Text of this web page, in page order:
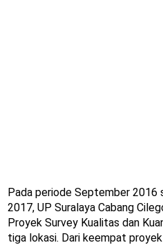
Pada periode September 2016
2017, UP Suralaya Cabang
Proyek Survey Kualitas dan
tiga lokasi. Dari keempat